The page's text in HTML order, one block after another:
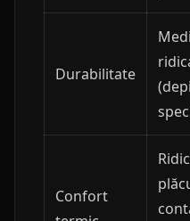
Durabilitate
Confort